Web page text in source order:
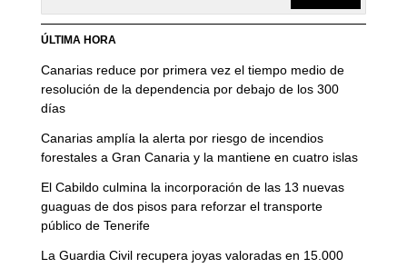
ÚLTIMA HORA
Canarias reduce por primera vez el tiempo medio de
resolución de la dependencia por debajo de los 300
días
Canarias amplía la alerta por riesgo de incendios
forestales a Gran Canaria y la mantiene en cuatro islas
El Cabildo culmina la incorporación de las 13 nuevas
guaguas de dos pisos para reforzar el transporte
público de Tenerife
La Guardia Civil recupera joyas valoradas en 15.000